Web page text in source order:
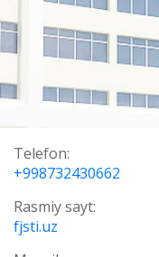
Telefon:
+998732430662
Rasmiy sayt:
fjsti.uz